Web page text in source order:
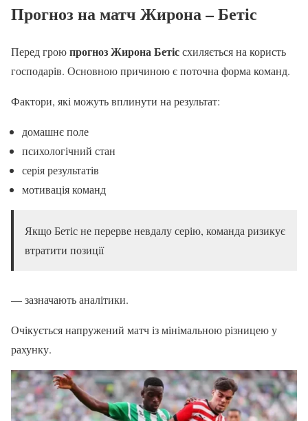
Прогноз на матч Жирона – Бетіс
Перед гроюпрогноз Жирона Бетіссхиляється на користь
господарів. Основною причиною є поточна форма команд.
Фактори, які можуть вплинути на результат:
домашнє поле
психологічний стан
серія результатів
мотивація команд
Якщо Бетіс не перерве невдалу серію, команда ризикує
втратити позиції
— зазначають аналітики.
Очікується напружений матч із мінімальною різницею у
рахунку.